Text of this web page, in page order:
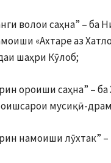
волои саҳна” –
«Ахтаре аз
шаҳри Кӯлоб;
ороиши саҳна” –
мусиқӣ-
намоиши лӯхтак”